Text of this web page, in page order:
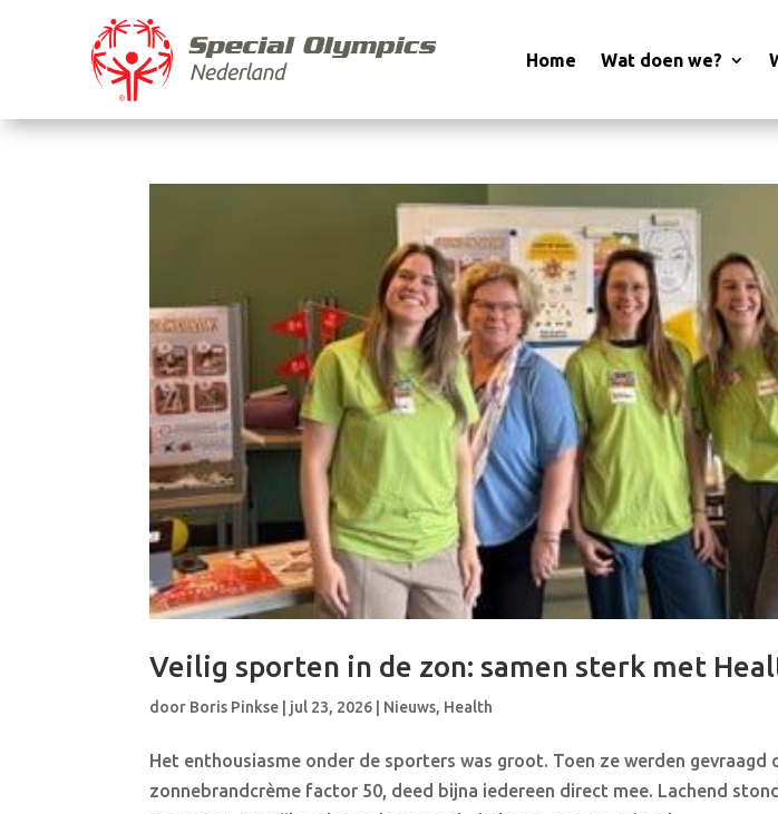
Home Wat doen we?
Veilig sporten in de zon: samen sterk met
door Boris Pinkse jul 23, 2026 Nieuws, Health
Het enthousiasme onder de sporters was groot. Toen ze werden gevraagd
zonnebrandcrème factor 50, deed bijna iedereen direct mee. Lachend